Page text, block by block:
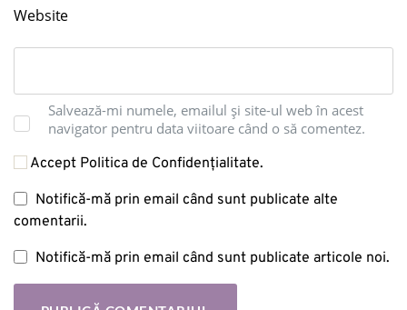
Website
Salvează-mi numele, emailul și site-ul web în acest
navigator pentru data viitoare când o să comentez.
Accept Politica de Confidențialitate.
Notifică-mă prin email când sunt publicate alte
comentarii.
Notifică-mă prin email când sunt publicate articole noi.